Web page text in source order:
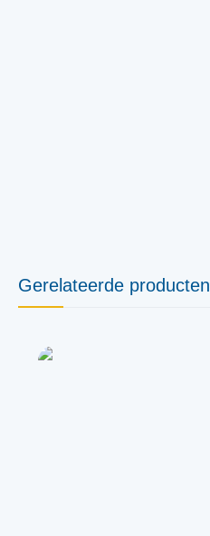
Gerelateerde producten